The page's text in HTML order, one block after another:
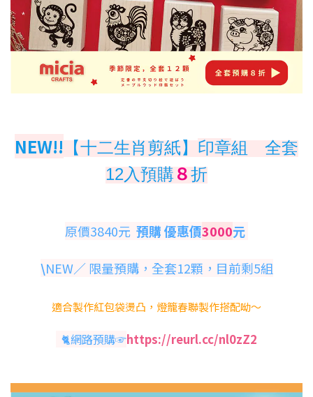
NEW!! 【十二生肖剪紙】 印章組 全套
12入預購８折
原價3840元 預購 優惠價3000元
\NEW／ 限量預購，全套12顆 ，目前剩5組
適合製作紅包袋燙凸，燈籠春聯製作搭配呦～
🐈網路預購☞https://reurl.cc/nl0zZ2